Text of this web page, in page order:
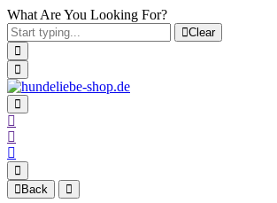
What Are You Looking For?
Clear
Back